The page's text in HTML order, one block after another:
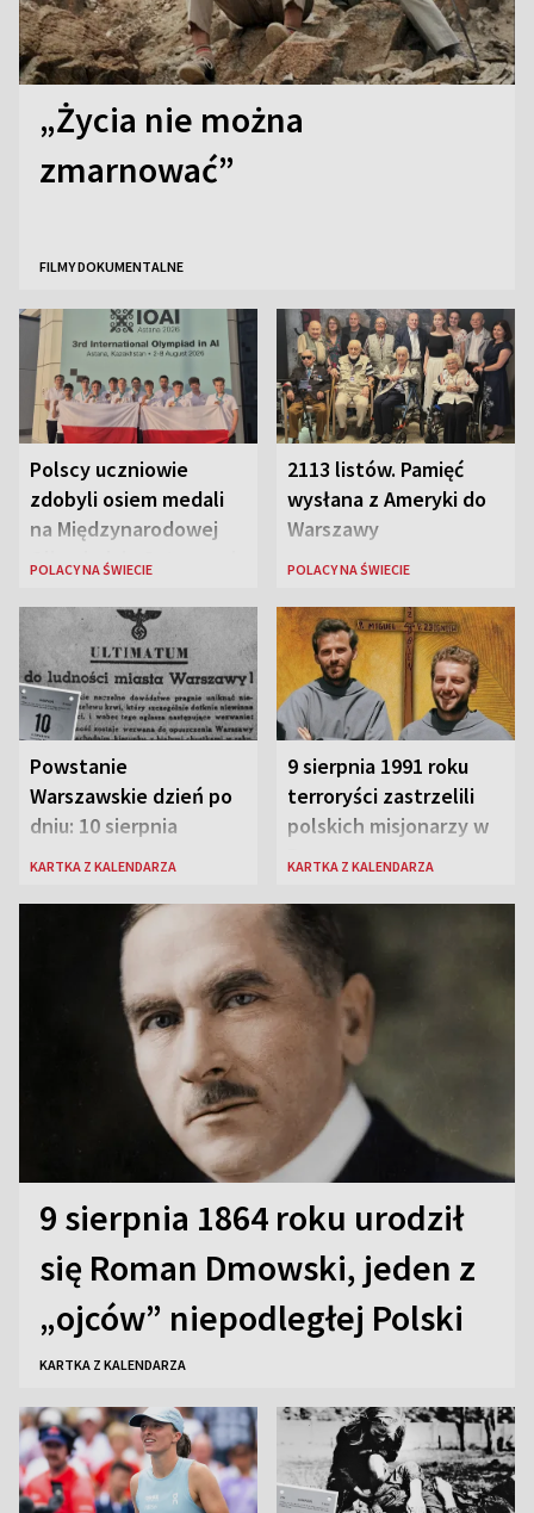
„Życia nie można
zmarnować”
FILMY DOKUMENTALNE
Polscy uczniowie
zdobyli osiem medali
na Międzynarodowej
Olimpiadzie Sztucznej
POLACY NA ŚWIECIE
2113 listów. Pamięć
wysłana z Ameryki do
Warszawy
POLACY NA ŚWIECIE
Powstanie
Warszawskie dzień po
dniu: 10 sierpnia
KARTKA Z KALENDARZA
9 sierpnia 1991 roku
terroryści zastrzelili
polskich misjonarzy w
Peru
KARTKA Z KALENDARZA
9 sierpnia 1864 roku urodził
się Roman Dmowski, jeden z
„ojców” niepodległej Polski
KARTKA Z KALENDARZA